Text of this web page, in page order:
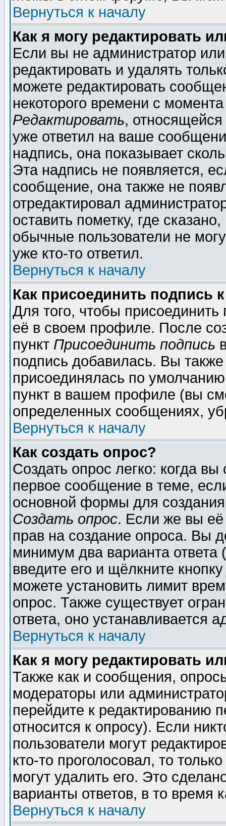
Вернуться к началу
Как я могу редактировать
Если вы не администратор
редактировать и удалять
можете редактировать
некоторого времени с
Редактировать,
уже ответил на ваше
надпись, она показывает
Эта надпись не появляется,
сообщение, она также не
отредактировал
оставить пометку, где
обычные пользователи не
уже кто-то ответил.
Вернуться к началу
Как присоединить подпись
Для того, чтобы
её в своем профиле. После
пункт Присоединить подпись
подпись добавилась. Вы
присоединялась по
пункт в вашем профиле (вы
определенных сообщениях,
Вернуться к началу
Как создать опрос?
Создать опрос легко: когда
первое сообщение в теме,
основной формы для
Создать опрос. Если же вы её
прав на создание опроса. Вы
минимум два варианта ответа
введите его и щёлкните
можете установить лимит
опрос. Также существует
ответа, оно устанавливается
Вернуться к началу
Как я могу редактировать
Также как и сообщения,
модераторы или
перейдите к редактированию
относится к опросу). Если
пользователи могут
кто-то проголосовал, то
могут удалить его. Это
варианты ответов, в то время
Вернуться к началу